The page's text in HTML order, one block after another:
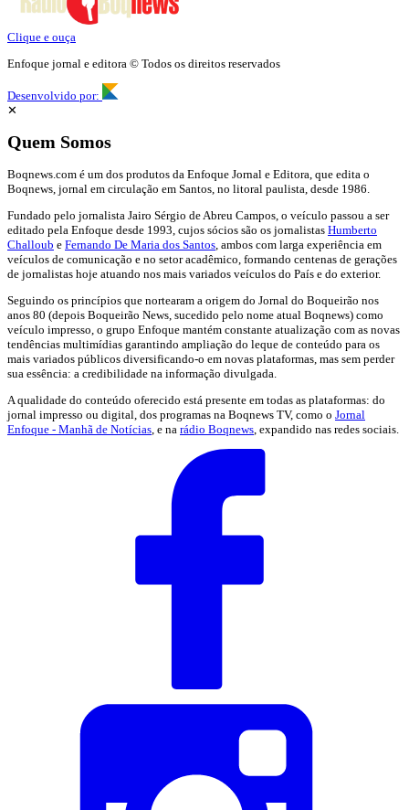
Clique e ouça
Enfoque jornal e editora © Todos os direitos reservados
Desenvolvido por:
✕
Quem Somos
Boqnews.com é um dos produtos da Enfoque Jornal e Editora, que edita o
Boqnews, jornal em circulação em Santos, no litoral paulista, desde 1986.
Fundado pelo jornalista Jairo Sérgio de Abreu Campos, o veículo passou a ser
editado pela Enfoque desde 1993, cujos sócios são os jornalistas Humberto
Challoub e Fernando De Maria dos Santos, ambos com larga experiência em
veículos de comunicação e no setor acadêmico, formando centenas de gerações
de jornalistas hoje atuando nos mais variados veículos do País e do exterior.
Seguindo os princípios que nortearam a origem do Jornal do Boqueirão nos
anos 80 (depois Boqueirão News, sucedido pelo nome atual Boqnews) como
veículo impresso, o grupo Enfoque mantém constante atualização com as novas
tendências multimídias garantindo ampliação do leque de conteúdo para os
mais variados públicos diversificando-o em novas plataformas, mas sem perder
sua essência: a credibilidade na informação divulgada.
A qualidade do conteúdo oferecido está presente em todas as plataformas: do
jornal impresso ou digital, dos programas na Boqnews TV, como o Jornal
Enfoque - Manhã de Notícias, e na rádio Boqnews, expandido nas redes sociais.